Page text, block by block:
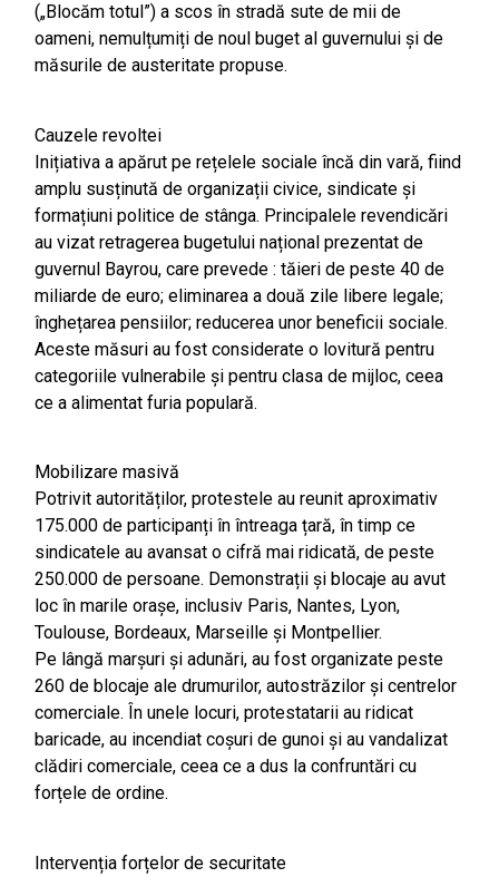
(„Blocăm totul”) a scos în stradă sute de mii de
oameni, nemulțumiți de noul buget al guvernului și de
măsurile de austeritate propuse.
Cauzele revoltei
Inițiativa a apărut pe rețelele sociale încă din vară, fiind
amplu susținută de organizații civice, sindicate și
formațiuni politice de stânga. Principalele revendicări
au vizat retragerea bugetului național prezentat de
guvernul Bayrou, care prevede : tăieri de peste 40 de
miliarde de euro; eliminarea a două zile libere legale;
înghețarea pensiilor; reducerea unor beneficii sociale.
Aceste măsuri au fost considerate o lovitură pentru
categoriile vulnerabile și pentru clasa de mijloc, ceea
ce a alimentat furia populară.
Mobilizare masivă
Potrivit autorităților, protestele au reunit aproximativ
175.000 de participanți în întreaga țară, în timp ce
sindicatele au avansat o cifră mai ridicată, de peste
250.000 de persoane. Demonstrații și blocaje au avut
loc în marile orașe, inclusiv Paris, Nantes, Lyon,
Toulouse, Bordeaux, Marseille și Montpellier.
Pe lângă marșuri și adunări, au fost organizate peste
260 de blocaje ale drumurilor, autostrăzilor și centrelor
comerciale. În unele locuri, protestatarii au ridicat
baricade, au incendiat coșuri de gunoi și au vandalizat
clădiri comerciale, ceea ce a dus la confruntări cu
forțele de ordine.
Intervenția forțelor de securitate